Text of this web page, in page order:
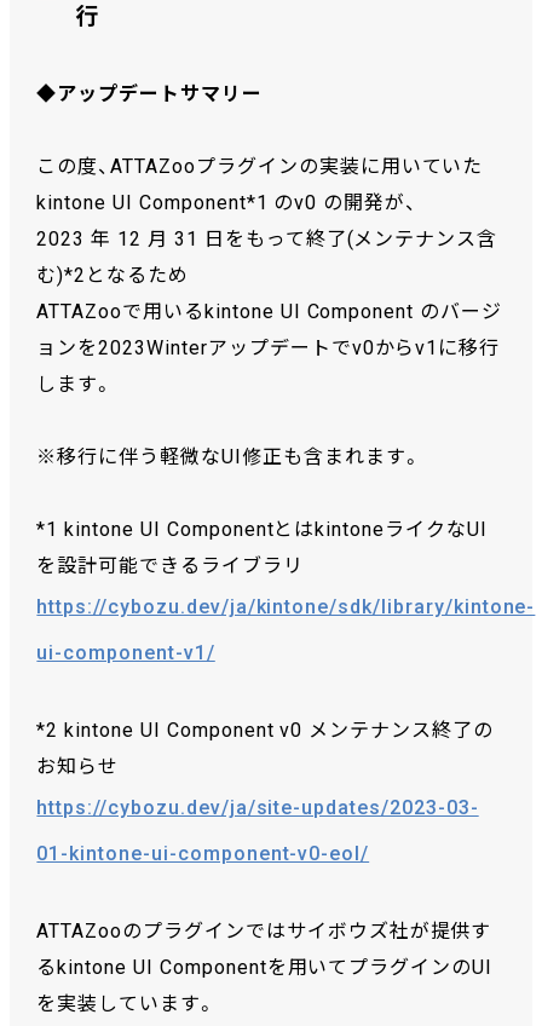
行
◆アップデートサマリー
この度、ATTAZooプラグインの実装に用いていた
kintone UI Component*1 のv0 の開発が、
2023 年 12 月 31 日をもって終了(メンテナンス含
む)*2となるため
ATTAZooで用いるkintone UI Component のバージ
ョンを2023Winterアップデートでv0からv1に移行
します。
※移行に伴う軽微なUI修正も含まれます。
*1 kintone UI ComponentとはkintoneライクなUI
を設計可能できるライブラリ
https://cybozu.dev/ja/kintone/sdk/library/kintone-
ui-component-v1/
*2 kintone UI Component v0 メンテナンス終了の
お知らせ
https://cybozu.dev/ja/site-updates/2023-03-
01-kintone-ui-component-v0-eol/
ATTAZooのプラグインではサイボウズ社が提供す
るkintone UI Componentを用いてプラグインのUI
を実装しています。